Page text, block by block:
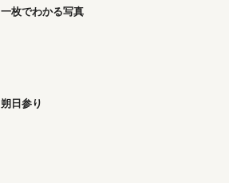
一枚でわかる写真
朔日参り